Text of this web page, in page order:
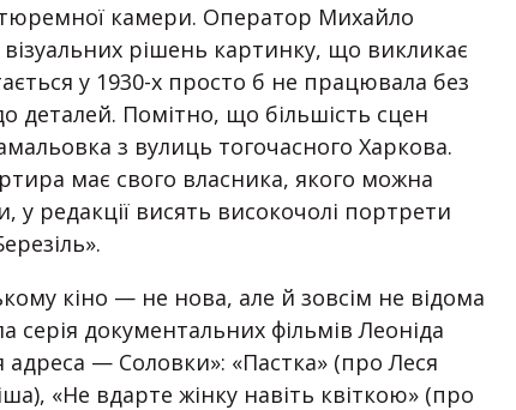
тюремної камери. Оператор Михайло
рішень картинку, що викликає
у 1930-х просто б не працювала без
деталей. Помітно, що більшість сцен
з вулиць тогочасного Харкова.
має свого власника, якого можна
у редакції висять високочолі портрети
кіно — не нова, але й зовсім не відома
серія документальних фільмів Леоніда
адреса — Соловки»: «Пастка» (про Леся
«Не вдарте жінку навіть квіткою» (про